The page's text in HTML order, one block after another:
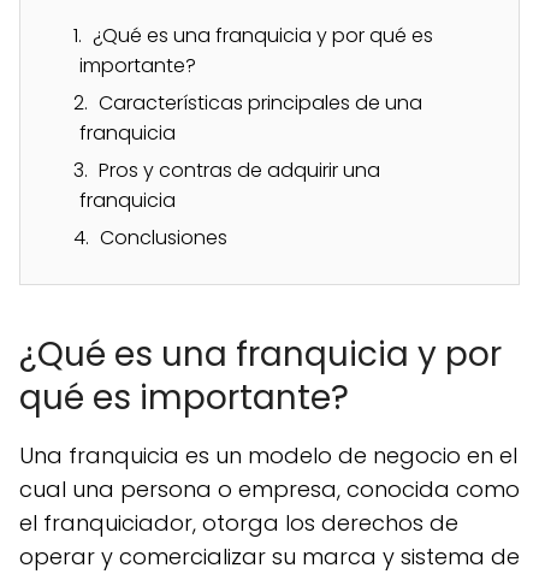
¿Qué es una franquicia y por qué es
importante?
Características principales de una
franquicia
Pros y contras de adquirir una
franquicia
Conclusiones
¿Qué es una franquicia y por
qué es importante?
Una franquicia es un modelo de negocio en el
cual una persona o empresa, conocida como
el franquiciador, otorga los derechos de
operar y comercializar su marca y sistema de